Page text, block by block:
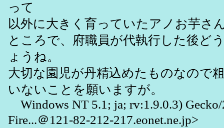
って
以外に大きく育っていたアノお芋さ
ところで、府職員が代執行した後ど
ょうね。
大切な園児が丹精込めたものなので
いないことを願いますが。
Windows NT 5.1; ja; rv:1.9.0.3)
Fire...＠121-82-212-217.eonet.ne.jp>